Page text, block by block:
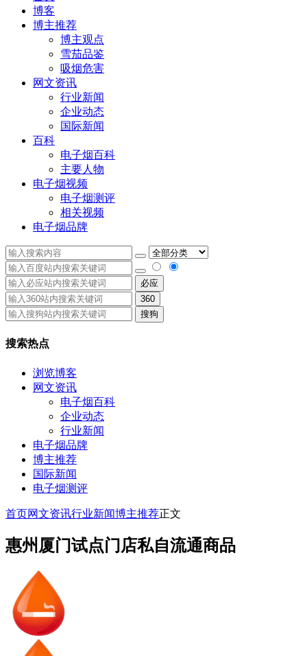
博客
博主推荐
博主观点
雪茄品鉴
吸烟危害
网文资讯
行业新闻
企业动态
国际新闻
百科
电子烟百科
主要人物
电子烟视频
电子烟测评
相关视频
电子烟品牌
必应
360
搜狗
搜索热点
浏览博客
网文资讯
电子烟百科
企业动态
行业新闻
电子烟品牌
博主推荐
国际新闻
电子烟测评
首页网文资讯行业新闻博主推荐正文
惠州厦门试点门店私自流通商品